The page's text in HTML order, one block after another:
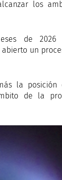
los
de
un
la posición
de la